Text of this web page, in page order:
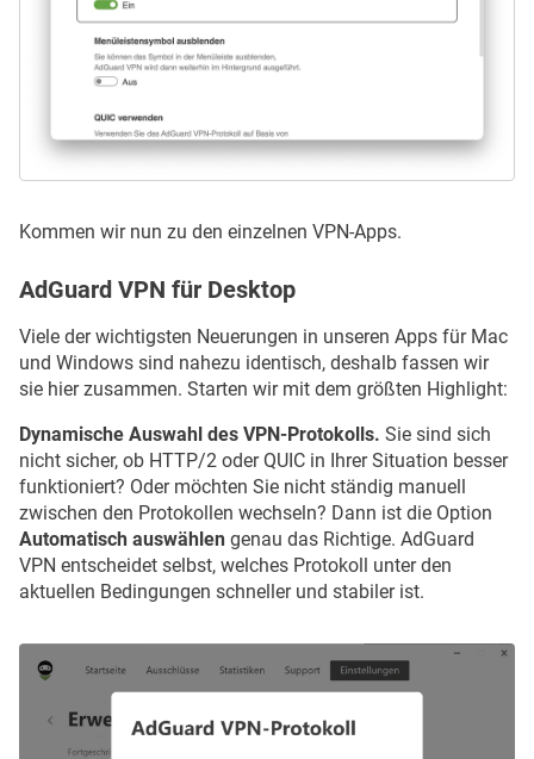
Kommen wir nun zu den einzelnen VPN-Apps.
AdGuard VPN für Desktop
Viele der wichtigsten Neuerungen in unseren Apps für Mac
und Windows sind nahezu identisch, deshalb fassen wir
sie hier zusammen. Starten wir mit dem größten Highlight:
Dynamische Auswahl des VPN-Protokolls. Sie sind sich
nicht sicher, ob HTTP/2 oder QUIC in Ihrer Situation besser
funktioniert? Oder möchten Sie nicht ständig manuell
zwischen den Protokollen wechseln? Dann ist die Option
Automatisch auswählen genau das Richtige. AdGuard
VPN entscheidet selbst, welches Protokoll unter den
aktuellen Bedingungen schneller und stabiler ist.